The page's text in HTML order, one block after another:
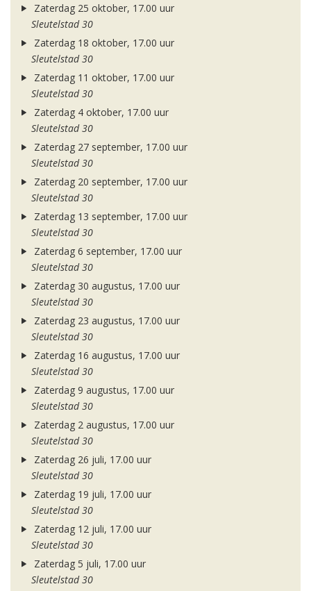
Zaterdag 25 oktober, 17.00 uur
Sleutelstad 30
Zaterdag 18 oktober, 17.00 uur
Sleutelstad 30
Zaterdag 11 oktober, 17.00 uur
Sleutelstad 30
Zaterdag 4 oktober, 17.00 uur
Sleutelstad 30
Zaterdag 27 september, 17.00 uur
Sleutelstad 30
Zaterdag 20 september, 17.00 uur
Sleutelstad 30
Zaterdag 13 september, 17.00 uur
Sleutelstad 30
Zaterdag 6 september, 17.00 uur
Sleutelstad 30
Zaterdag 30 augustus, 17.00 uur
Sleutelstad 30
Zaterdag 23 augustus, 17.00 uur
Sleutelstad 30
Zaterdag 16 augustus, 17.00 uur
Sleutelstad 30
Zaterdag 9 augustus, 17.00 uur
Sleutelstad 30
Zaterdag 2 augustus, 17.00 uur
Sleutelstad 30
Zaterdag 26 juli, 17.00 uur
Sleutelstad 30
Zaterdag 19 juli, 17.00 uur
Sleutelstad 30
Zaterdag 12 juli, 17.00 uur
Sleutelstad 30
Zaterdag 5 juli, 17.00 uur
Sleutelstad 30